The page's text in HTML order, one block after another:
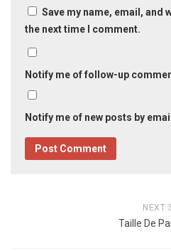
Save my name, email, and
the next time I comment.
Notify me of follow-up
Notify me of new posts by
NEXT
Taille De